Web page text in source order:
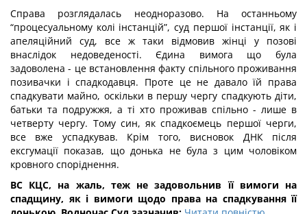
Справа розглядалась неодноразово. На останньому
“процесуальному колі інстанцій”, суд першої інстанції, як і
апеляційний суд, все ж таки відмовив жінці у позові
внаслідок недоведеності. Єдина вимога що була
задоволена - це встановлення факту спільного проживання
позивачки і спадкодавця. Проте це не давало їй права
спадкувати майно, оскільки в першу чергу спадкують діти,
батьки та подружжя, а ті хто проживав спільно - лише в
четверту чергу. Тому син, як спадкоємець першої черги,
все вже успадкував. Крім того, висновок ДНК після
ексгумації показав, що донька не була з цим чоловіком
кровного споріднення.
ВС КЦС, на жаль, теж не задовольнив її вимоги на
спадщину, як і вимоги щодо права на спадкування її